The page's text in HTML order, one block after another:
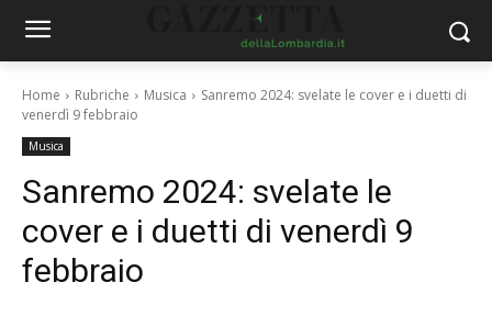
Home Rubriche Musica
Sanremo 2024: svelate le cover e i duetti di
venerdì 9 febbraio
Musica
Sanremo 2024: svelate le
cover e i duetti di venerdì 9
febbraio